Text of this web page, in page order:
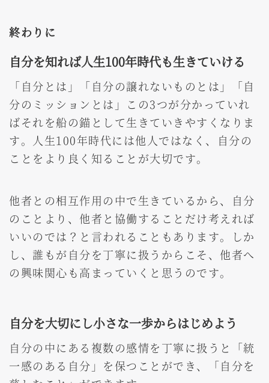
終わりに
自分を知れば人生100年時代も生きていける
「自分とは」「自分の譲れないものとは」「自
分のミッションとは」この3つが分かっていれ
ばそれを船の錨として生きていきやすくなりま
す。人生100年時代には他人ではなく、自分の
ことをより良く知ることが大切です。
他者との相互作用の中で生きているから、自分
のことより、他者と協働することだけ考えれば
いいのでは？と言われることもあります。しか
し、誰もが自分を丁寧に扱うからこそ、他者へ
の興味関心も高まっていくと思うのです。
自分を大切にし小さな一歩からはじめよう
自分の中にある複数の感情を丁寧に扱うと「統
一感のある自分」を保つことができ、「自分を